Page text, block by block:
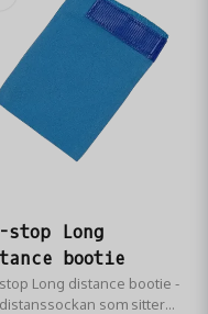
stop Long
bootie
Long distance bootie -
som sitter